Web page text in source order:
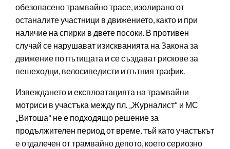
обезопасено трамвайно трасе, изолирано от
останалите участници в движението, както и при
наличие на спирки в двете посоки. В противен
случай се нарушават изискванията на Закона за
движение по пътищата и се създават рискове за
пешеходци, велосипедисти и пътния трафик.
Извеждането и експлоатацията на трамвайни
мотриси в участъка между пл. „Журналист“ и МС
„Витоша“ не е подходящо решение за
продължителен период от време, тъй като участъкът
е отдалечен от трамвайно депото, което сериозно